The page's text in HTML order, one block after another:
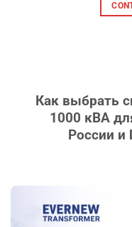
Как выбрать
1000 кВА
России и